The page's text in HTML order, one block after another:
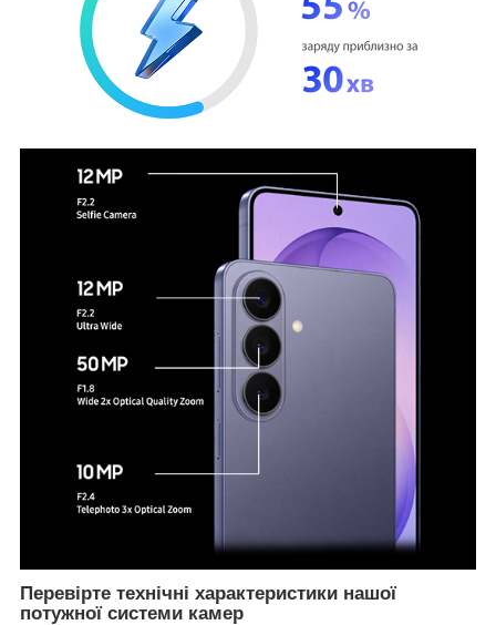
Перевірте технічні характеристики нашої
потужної системи камер